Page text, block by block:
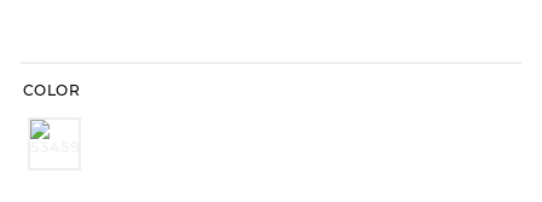
COLOR